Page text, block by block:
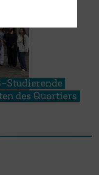
Studierende
des Quartiers